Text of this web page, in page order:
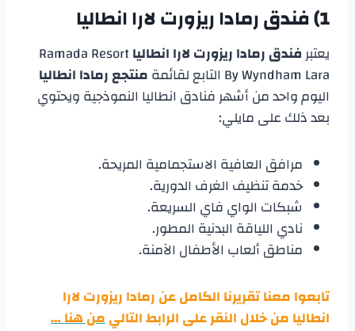
1) فندق رمادا ريزورت لارا انطاليا
يعتبرفندق رمادا ريزورت لارا انطالياRamada Resort
By Wyndham Lara التابع لقائمة
منتجع رمادا انطاليا
اليوم واحد من أشهر فنادق انطاليا النموذجية ويحتوي
بعد ذلك على مايلي:
مرافق العافية الاستجمامية المريحة.
خدمة تنظيف الغرف الدورية.
شبكات الواي فاي السريعة.
نادي اللياقة البدنية المطور.
مناطق ألعاب الأطفال الآمنة.
تابعوا معنا تقريرنا الكامل عن رمادا ريزورت لارا
انطاليا من خلال النقر على الرابط التاليمن هنا …